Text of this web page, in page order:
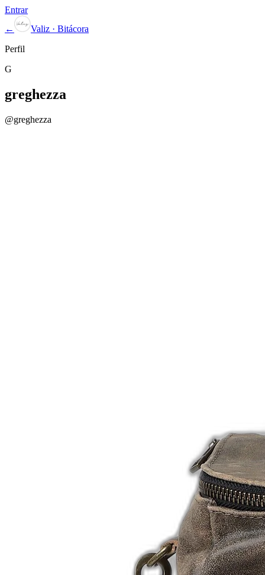
Entrar
←
Valiz · Bitácora
Perfil
G
greghezza
@greghezza